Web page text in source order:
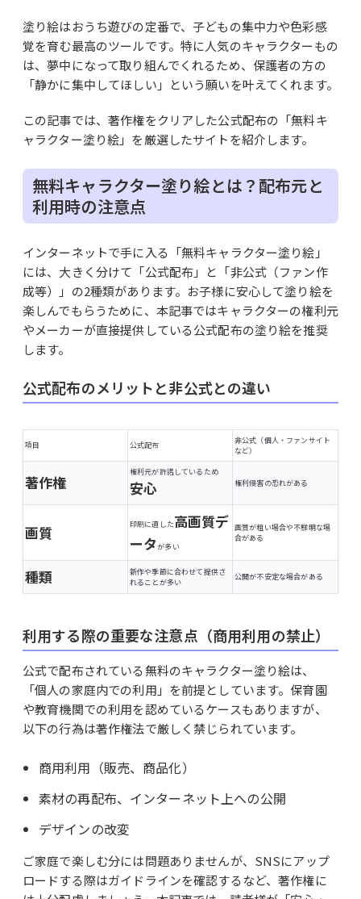
塗り絵はおうち遊びの定番で、子どもの集中力や色彩感
覚を育む最高のツールです。特に人気のキャラクターもの
は、夢中になって取り組んでくれるため、保護者の方の
「静かに集中してほしい」という願いを叶えてくれます。
この記事では、著作権をクリアした公式配布の「無料キ
ャラクター塗り絵」を厳選したサイトを紹介します。
無料キャラクター塗り絵とは？配布元と
利用時の注意点
インターネットで手に入る「無料キャラクター塗り絵」
には、大きく分けて「公式配布」と「非公式（ファン作
成等）」の2種類があります。お子様に安心して塗り絵を
楽しんでもらうために、本記事ではキャラクターの権利元
やメーカーが直接提供している公式配布の塗り絵を推奨
します。
公式配布のメリットと非公式との違い
項目 公式配布
非公式（個人・ファンサイト
など）
著作権
権利元が許諾しているため
安心 権利侵害の恐れがある
画質 印刷に適した高画質デ
ータが多い
画質が粗い場合や不鮮明な場
合がある
種類
新作や季節に合わせて提供さ
れることが多い
公開が不安定な場合がある
利用する際の重要な注意点（商用利用の禁止）
公式で配布されている無料のキャラクター塗り絵は、
「個人の家庭内での利用」を前提としています。保育園
や教育機関での利用を認めているケースもありますが、
以下の行為は著作権法で厳しく禁じられています。
商用利用（販売、商品化）
素材の再配布、インターネット上への公開
デザインの改変
ご家庭で楽しむ分には問題ありませんが、SNSにアップ
ロードする際はガイドラインを確認するなど、著作権に